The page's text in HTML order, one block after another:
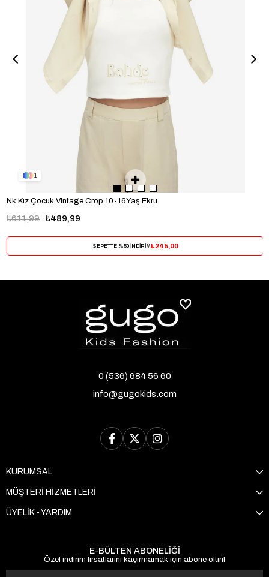
1
Nk Kız Çocuk Vintage Crop 10-16Yaş Ekru
₺489,99
₺611,99
SEPETTE %50 İNDİRİM₺245,00
0 (536) 684 56 60
info@gugokids.com
KURUMSAL
MÜŞTERİ HİZMETLERİ
ÜYELİK - YARDIM
E-BÜLTEN ABONELİĞİ
Özel indirim fırsatlarını kaçırmamak için abone olun!